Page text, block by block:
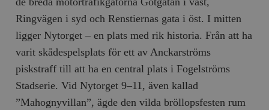
Ringvägen i syd och Renstiernas gata i öst. I mitten
ligger Nytorget – en plats med rik historia. Från att ha
varit skådespelsplats för ett av Anckarströms
piskstraff till att ha en central plats i Fogelströms
Stadserie. Vid Nytorget 9–11, även kallad
”Mahognyvillan”, ägde den vilda bröllopsfesten rum